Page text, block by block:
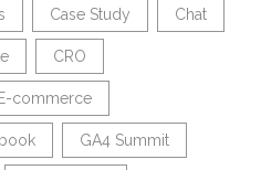
Case Study Chat
CRO
commerce
GA4 Summit